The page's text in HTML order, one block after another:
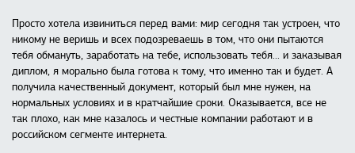
Просто хотела извиниться перед вами: мир сегодня так устроен, что
никому не веришь и всех подозреваешь в том, что они пытаются
тебя обмануть, заработать на тебе, использовать тебя... и заказывая
диплом, я морально была готова к тому, что именно так и будет. А
получила качественный документ, который был мне нужен, на
нормальных условиях и в кратчайшие сроки. Оказывается, все не
так плохо, как мне казалось и честные компании работают и в
российском сегменте интернета.